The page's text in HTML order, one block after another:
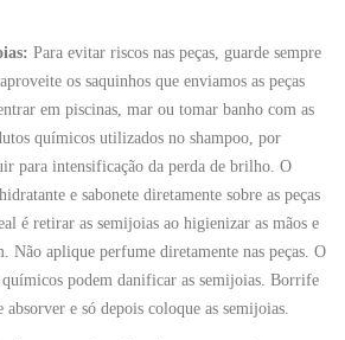
Para evitar riscos nas peças, guarde sempre
os saquinhos que enviamos as peças
em piscinas, mar ou tomar banho com as
químicos utilizados no shampoo, por
para intensificação da perda de brilho. O
e sabonete diretamente sobre as peças
é retirar as semijoias ao higienizar as mãos e
Não aplique perfume diretamente nas peças. O
podem danificar as semijoias. Borrife
e só depois coloque as semijoias.